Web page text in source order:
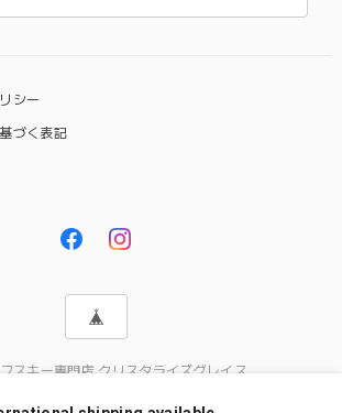
シー
づく表記
スキー専門店 クリスタライズグレイス